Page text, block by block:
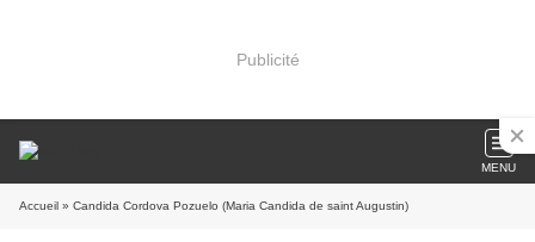
Publicité
MENU
Accueil » Candida Cordova Pozuelo (Maria Candida de saint Augustin)